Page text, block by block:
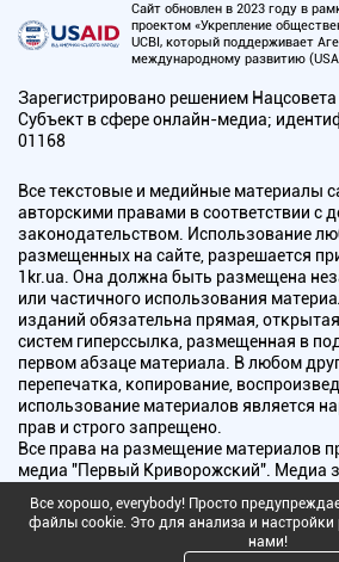
Сайт обновлен в 2023 году в
проектом «Укрепление
UCBI, который поддерживает
международному развитию
Зарегистрировано решением
Субъект в сфере онлайн-медиа;
01168
Все текстовые и медийные материалы
авторскими правами в соответствии с
законодательством. Использование
размещенных на сайте, разрешается
1kr.ua. Она должна быть размещена
или частичного использования
изданий обязательна прямая,
систем гиперссылка, размещенная в
первом абзаце материала. В любом
перепечатка, копирование,
использование материалов является
прав и строго запрещено.
Все права на размещение материалов
медиа "Первый Криворожский". Медиа
радиовещания.
Все хорошо, everybody! Просто
файлы cookie. Это для анализа и настройки
нами!